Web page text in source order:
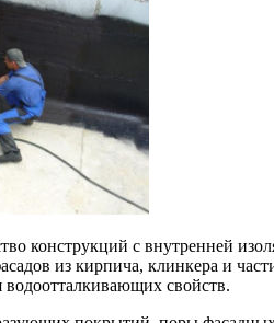
конструкций с внутренней
из кирпича, клинкера и
свойств.